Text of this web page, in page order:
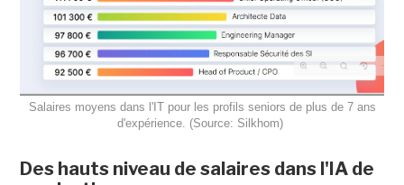
Salaires moyens dans l'IT pour les profils seniors de plus de 7 ans
d'expérience. (Source: Silkhom)
Des hauts niveau de salaires dans l'IA de